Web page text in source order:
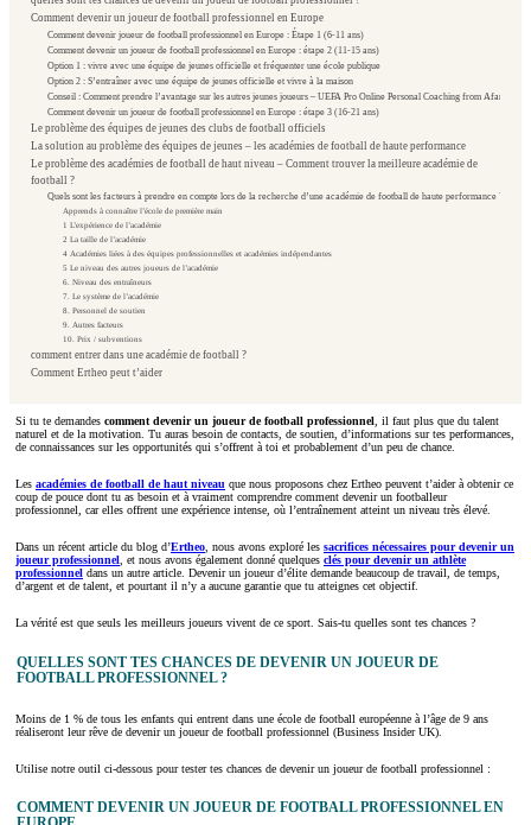
Comment devenir un joueur de football professionnel en Europe
Comment devenir joueur de football professionnel en Europe : Étape 1 (6-11 ans)
Comment devenir un joueur de football professionnel en Europe : étape 2 (11-15 ans)
Option 1 : vivre avec une équipe de jeunes officielle et fréquenter une école publique
Option 2 : S’entraîner avec une équipe de jeunes officielle et vivre à la maison
Conseil : Comment prendre l’avantage sur les autres jeunes joueurs – UEFA Pro Online Personal Coaching from Afar
Comment devenir un joueur de football professionnel en Europe : étape 3 (16-21 ans)
Le problème des équipes de jeunes des clubs de football officiels
La solution au problème des équipes de jeunes – les académies de football de haute performance
Le problème des académies de football de haut niveau – Comment trouver la meilleure académie de
football ?
Quels sont les facteurs à prendre en compte lors de la recherche d’une académie de football de haute performance ?
Apprends à connaître l’école de première main
1 L’expérience de l’académie
2 La taille de l’académie
4 Académies liées à des équipes professionnelles et académies indépendantes
5 Le niveau des autres joueurs de l’académie
6. Niveau des entraîneurs
7. Le système de l’académie
8. Personnel de soutien
9. Autres facteurs
10. Prix / subventions
comment entrer dans une académie de football ?
Comment Ertheo peut t’aider
Si tu te demandes comment devenir un joueur de football professionnel, il faut plus que du talent
naturel et de la motivation. Tu auras besoin de contacts, de soutien, d’informations sur tes performances,
de connaissances sur les opportunités qui s’offrent à toi et probablement d’un peu de chance.
Les académies de football de haut niveau que nous proposons chez Ertheo peuvent t’aider à obtenir ce
coup de pouce dont tu as besoin et à vraiment comprendre comment devenir un footballeur
professionnel, car elles offrent une expérience intense, où l’entraînement atteint un niveau très élevé.
Dans un récent article du blog d’Ertheo, nous avons exploré les sacrifices nécessaires pour devenir un
joueur professionnel, et nous avons également donné quelques clés pour devenir un athlète
professionnel dans un autre article. Devenir un joueur d’élite demande beaucoup de travail, de temps,
d’argent et de talent, et pourtant il n’y a aucune garantie que tu atteignes cet objectif.
La vérité est que seuls les meilleurs joueurs vivent de ce sport. Sais-tu quelles sont tes chances ?
QUELLES SONT TES CHANCES DE DEVENIR UN JOUEUR DE
FOOTBALL PROFESSIONNEL ?
Moins de 1 % de tous les enfants qui entrent dans une école de football européenne à l’âge de 9 ans
réaliseront leur rêve de devenir un joueur de football professionnel (Business Insider UK).
Utilise notre outil ci-dessous pour tester tes chances de devenir un joueur de football professionnel :
COMMENT DEVENIR UN JOUEUR DE FOOTBALL PROFESSIONNEL EN